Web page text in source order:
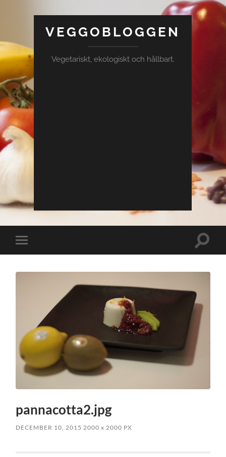
VEGGOBLOGGEN
Vegetariskt, ekologiskt och hållbart.
Slå
på/av
Slå
pannacotta2.jpg
DECEMBER 10, 2015 2000x 2000 PX